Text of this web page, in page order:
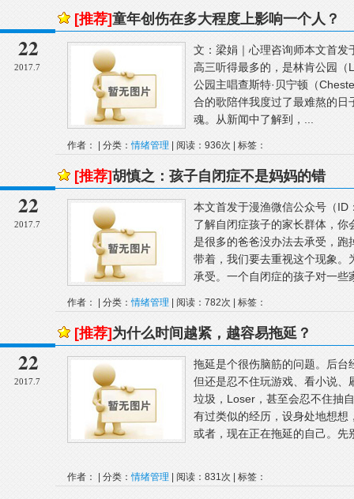
22
2017.7
[推荐]童年创伤在多大程度上影响一个人？
文：梁娟｜心理咨询师本文首
高三听得最多的，是林肯公园
公园主唱查斯特·贝宁顿（
合的歌陪伴我度过了最难熬的
魂。从新闻中了解到，...
作者： | 分类：情绪管理 | 阅读：936次 | 标签：
22
2017.7
[推荐]胡慎之：孩子自闭症不是妈妈的错
本文首发于漫渔微信公众号（
了解自闭症孩子的家长群体，
是很多的爸爸没办法去承受，
带着，我们要去重视这个现象
承受。一个自闭症的孩子对一些
作者： | 分类：情绪管理 | 阅读：782次 | 标签：
22
2017.7
[推荐] 为什么时间越紧，越容易拖延？
拖延是个很伤脑筋的问题。后
但还是忍不住玩游戏、看小说
垃圾，Loser，甚至会忍不住抽
有过类似的经历，设身处地想
或者，现在正在拖延的自己。
作者： | 分类：情绪管理 | 阅读：831次 | 标签：